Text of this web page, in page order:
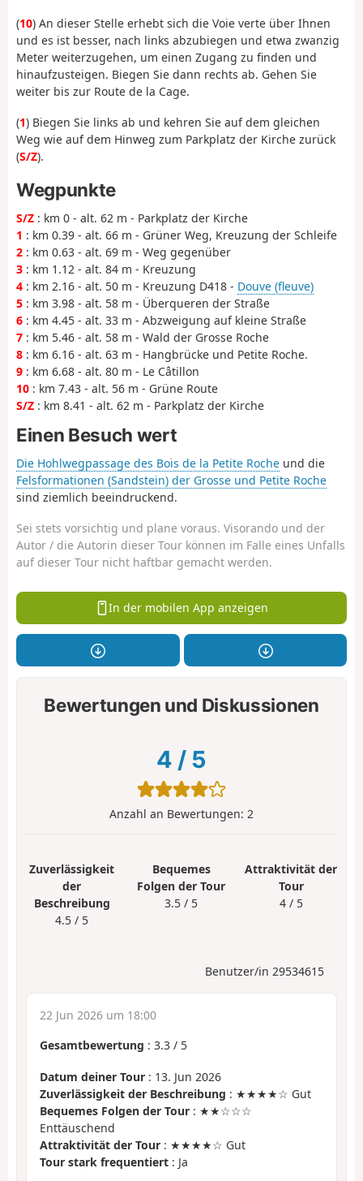
(10) An dieser Stelle erhebt sich die Voie verte über Ihnen
und es ist besser, nach links abzubiegen und etwa zwanzig
Meter weiterzugehen, um einen Zugang zu finden und
hinaufzusteigen. Biegen Sie dann rechts ab. Gehen Sie
weiter bis zur Route de la Cage.
(1) Biegen Sie links ab und kehren Sie auf dem gleichen
Weg wie auf dem Hinweg zum Parkplatz der Kirche zurück
(S/Z).
Wegpunkte
S/Z : km 0 - alt. 62 m - Parkplatz der Kirche
1 : km 0.39 - alt. 66 m - Grüner Weg, Kreuzung der Schleife
2 : km 0.63 - alt. 69 m - Weg gegenüber
3 : km 1.12 - alt. 84 m - Kreuzung
4 : km 2.16 - alt. 50 m - Kreuzung D418 - Douve (fleuve)
5 : km 3.98 - alt. 58 m - Überqueren der Straße
6 : km 4.45 - alt. 33 m - Abzweigung auf kleine Straße
7 : km 5.46 - alt. 58 m - Wald der Grosse Roche
8 : km 6.16 - alt. 63 m - Hangbrücke und Petite Roche.
9 : km 6.68 - alt. 80 m - Le Câtillon
10 : km 7.43 - alt. 56 m - Grüne Route
S/Z : km 8.41 - alt. 62 m - Parkplatz der Kirche
Einen Besuch wert
Die Hohlwegpassage des Bois de la Petite Roche und die
Felsformationen (Sandstein) der Grosse und Petite Roche
sind ziemlich beeindruckend.
Sei stets vorsichtig und plane voraus. Visorando und der
Autor / die Autorin dieser Tour können im Falle eines Unfalls
auf dieser Tour nicht haftbar gemacht werden.
In der mobilen App anzeigen
Bewertungen und Diskussionen
4 / 5
Anzahl an Bewertungen: 2
Zuverlässigkeit
der
Beschreibung
4.5 / 5
Bequemes
Folgen der Tour
3.5 / 5
Attraktivität der
Tour
4 / 5
Benutzer/in 29534615
22 Jun 2026 um 18:00
Gesamtbewertung : 3.3 / 5
Datum deiner Tour : 13. Jun 2026
Zuverlässigkeit der Beschreibung : ★★★★☆ Gut
Bequemes Folgen der Tour : ★★☆☆☆
Enttäuschend
Attraktivität der Tour : ★★★★☆ Gut
Tour stark frequentiert : Ja